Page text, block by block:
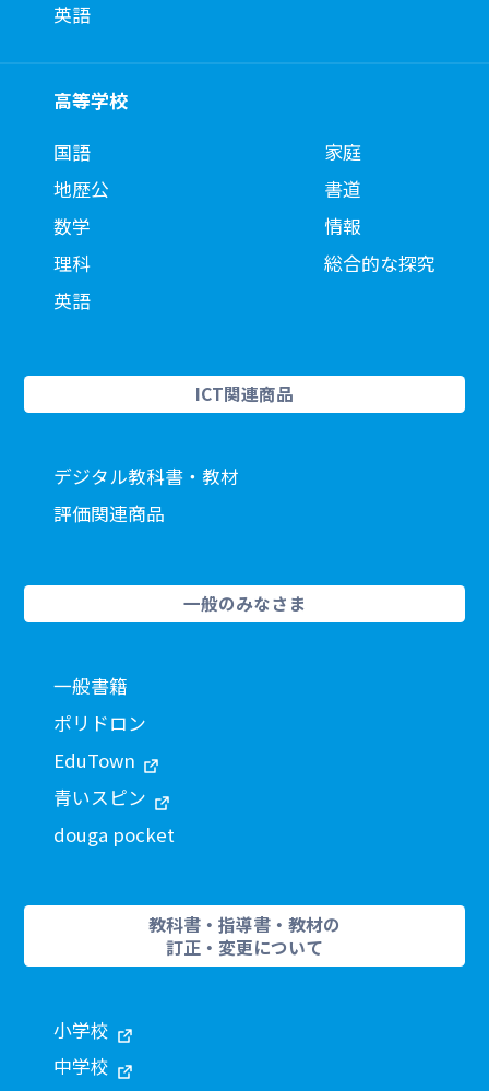
英語
高等学校
国語
地歴公
数学
理科
英語
家庭
書道
情報
総合的な探究
ICT関連商品
デジタル教科書・教材
評価関連商品
一般のみなさま
一般書籍
ポリドロン
EduTown
青いスピン
douga pocket
教科書・指導書・教材の
訂正・変更について
小学校
中学校